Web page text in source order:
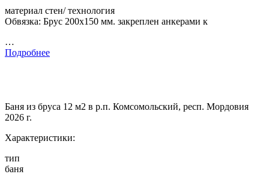
материал стен/ технология
Обвязка: Брус 200х150 мм. закреплен анкерами к
…
Подробнее
Баня из бруса 12 м2 в р.п. Комсомольский, респ. Мордовия
2026 г.
Характеристики:
тип
баня